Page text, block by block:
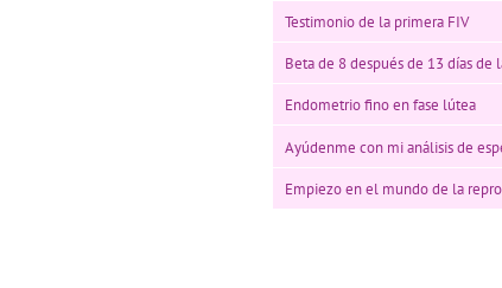
Testimonio de la primera FIV
Beta de 8 después de 13 días de
Endometrio fino en fase lútea
Ayúdenme con mi análisis de
Empiezo en el mundo de la